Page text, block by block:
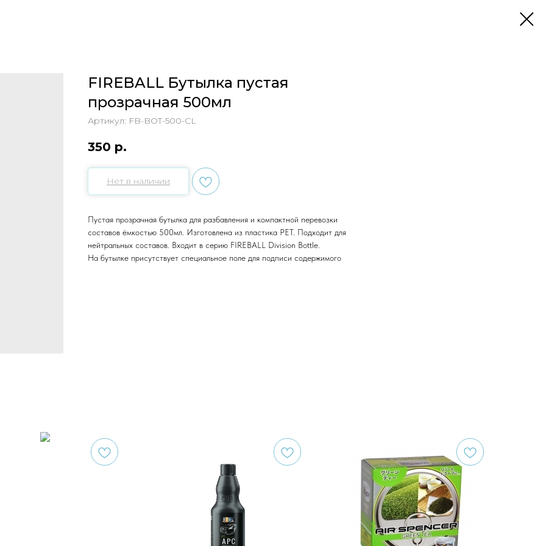
FIREBALL Бутылка пустая
прозрачная 500мл
Артикул: FB-BOT-500-CL
350 р.
Нет в наличии
Пустая прозрачная бутылка для разбавления и компактной перевозки
составов ёмкостью 500мл. Изготовлена из пластика PET. Подходит для
нейтральных составов. Входит в серию FIREBALL Division Bottle.
На бутылке присутствует специальное поле для подписи содержимого